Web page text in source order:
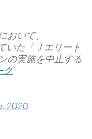
おいて、
いた「Ｊエリート
の実施を中止する
グ
2020